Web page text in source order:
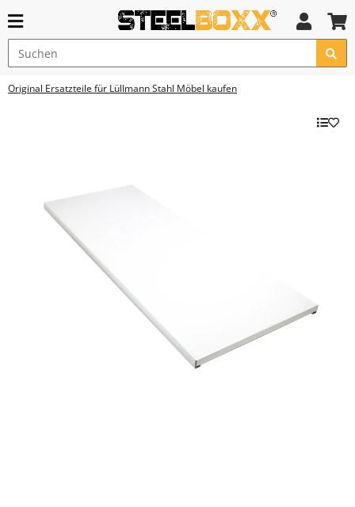
Original Ersatzteile für Lüllmann Stahl Möbel kaufen